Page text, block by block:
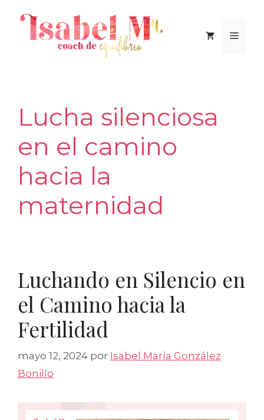
contenido
Menú
Lucha silenciosa
en el camino
hacia la
maternidad
Luchando en Silencio en
el Camino hacia la
Fertilidad
mayo 12, 2024 por Isabel María González
Bonillo